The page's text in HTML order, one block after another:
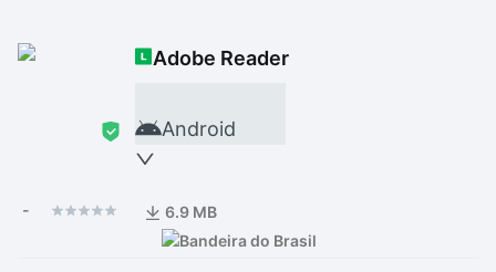
Adobe Reader
Android
- 6.9 MB